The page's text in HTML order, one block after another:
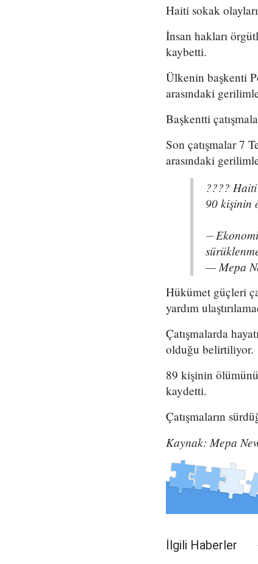
Haiti sokak
İnsan hakları
kaybetti.
Ülkenin başkenti
arasındaki
Başkentti
Son çatışmalar 7
arasındaki
????
90 kişinin
⏤
— Mepa
Hükümet güçleri
yardım
Çatışmalarda
olduğu belirtiliyor.
89 kişinin
kaydetti.
Çatışmaların
Kaynak: Mepa
İlgili Haberler